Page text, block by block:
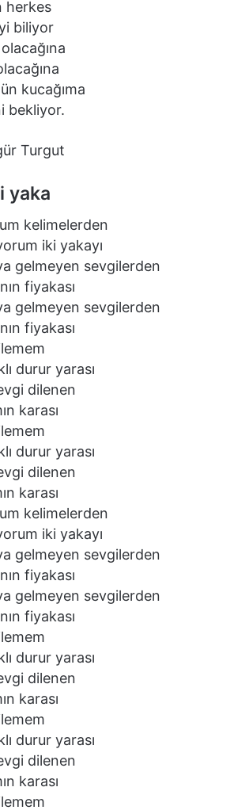
herkes
biliyor
kucağıma
bekliyor.
Turgut
yaka
kelimelerden
iki yakayı
gelmeyen sevgilerden
fiyakası
gelmeyen sevgilerden
fiyakası
durur yarası
dilenen
karası
durur yarası
dilenen
karası
kelimelerden
iki yakayı
gelmeyen sevgilerden
fiyakası
gelmeyen sevgilerden
fiyakası
durur yarası
dilenen
karası
durur yarası
dilenen
karası